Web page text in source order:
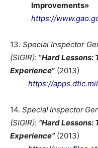
Improvements»
https://
13. Special Inspector
(SIGIR): “Hard
Experience”
https://
14. Special Inspector
(SIGIR): “Hard
Experience”